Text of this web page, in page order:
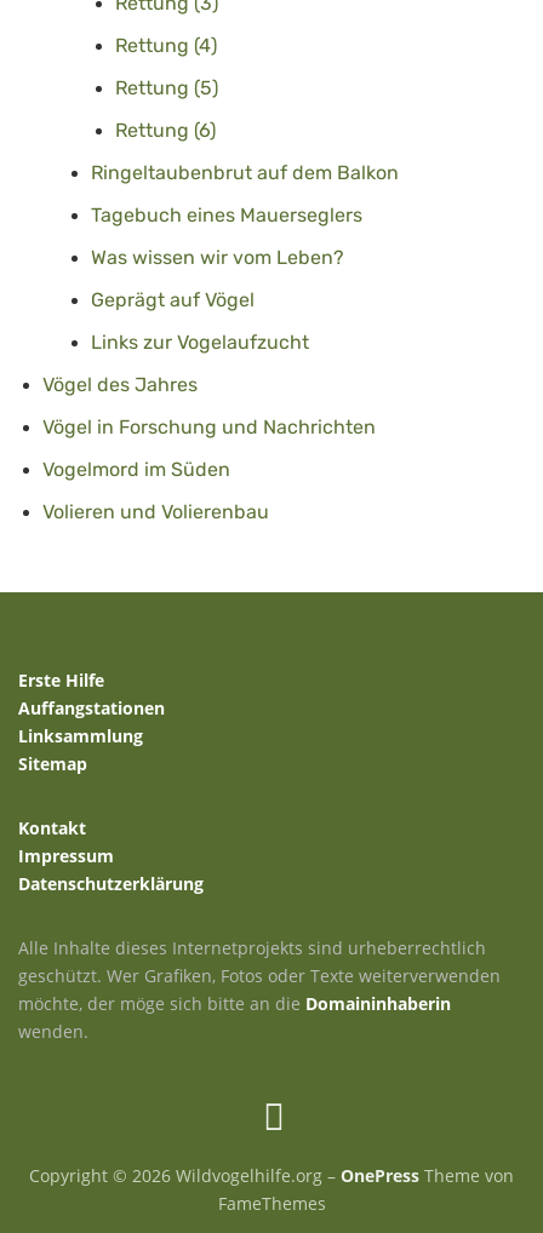
Rettung (4)
Rettung (5)
Rettung (6)
Ringeltaubenbrut auf dem Balkon
Tagebuch eines Mauerseglers
Was wissen wir vom Leben?
Geprägt auf Vögel
Links zur Vogelaufzucht
Vögel des Jahres
Vögel in Forschung und Nachrichten
Vogelmord im Süden
Volieren und Volierenbau
Erste Hilfe
Auffangstationen
Linksammlung
Sitemap
Kontakt
Impressum
Datenschutzerklärung
Alle Inhalte dieses Internetprojekts sind urheberrechtlich
geschützt. Wer Grafiken, Fotos oder Texte weiterverwenden
möchte, der möge sich bitte an die Domaininhaberin
wenden.
Copyright © 2026 Wildvogelhilfe.org – OnePress Theme von
FameThemes